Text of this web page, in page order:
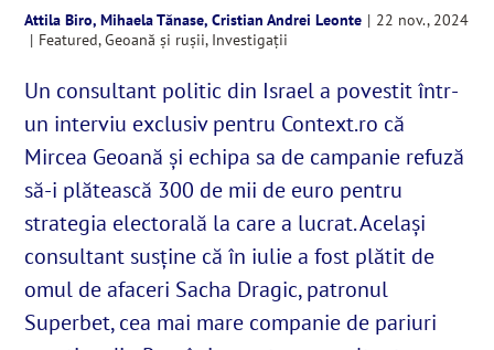
English
SUSȚINE
Cautare...
Attila Biro, Mihaela Tănase, Cristian Andrei Leonte | 22 nov., 2024
| Featured,Geoană și rușii, Investigații
Un consultant politic din Israel a povestit într-
un interviu exclusiv pentru Context.ro că
Mircea Geoană și echipa sa de campanie refuză
să-i plătească 300 de mii de euro pentru
strategia electorală la care a lucrat. Același
consultant susține că în iulie a fost plătit de
omul de afaceri Sacha Dragic, patronul
Superbet, cea mai mare companie de pariuri